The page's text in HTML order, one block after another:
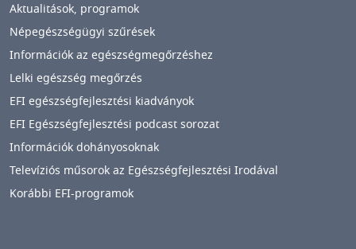
Aktualitások, programok
Népegészségügyi szűrések
Információk az egészségmegőrzéshez
Lelki egészség megőrzés
EFI egészségfejlesztési kiadványok
EFI Egészségfejlesztési podcast sorozat
Információk dohányosoknak
Televíziós műsorok az Egészségfejlesztési Irodával
Korábbi EFI-programok